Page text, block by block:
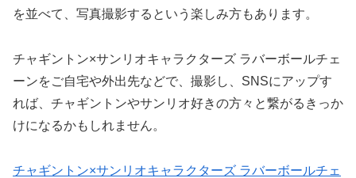
を並べて、写真撮影するという楽しみ方もあります。
チャギントン×サンリオキャラクターズ ラバーボールチェ
ーンをご自宅や外出先などで、撮影し、SNSにアップす
れば、チャギントンやサンリオ好きの方々と繋がるきっか
けになるかもしれません。
チャギントン×サンリオキャラクターズ ラバーボールチェ